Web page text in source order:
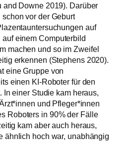
and Downe 2019). Darüber
vor der Geburt
auf
einem Computerbild
machen und so im Zweifel
erkennen (Stephens 2020).
eine Gruppe von
einen KI-Roboter für den
einer Studie kam heraus,
und Pfleger*innen
Roboters in 90% der Fälle
kam aber auch heraus,
ähnlich hoch war, unabhängig